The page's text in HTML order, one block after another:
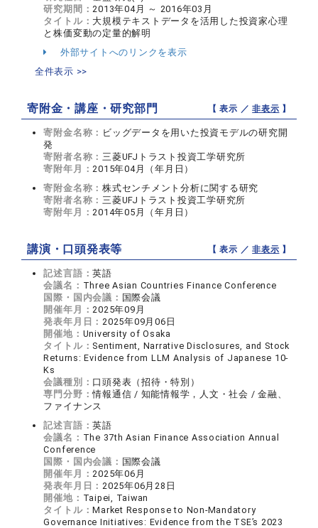
研究期間： 2013年04月 ～ 2016年03月
タイトル： 大規模テキストデータを活用した投資家心理
と株価変動の定量的解明
外部サイトへのリンクを表示
全件表示 >>
寄附金・講座・研究部門 【 表示 ／非表示 】
寄附金名称： ビッグデータを用いた投資モデルの研究開
発
寄附者名称： 三菱UFJトラスト投資工学研究所
寄附年月： 2015年04月（年月日）
寄附金名称：株式センチメント分析に関する研究
寄附者名称： 三菱UFJトラスト投資工学研究所
寄附年月： 2014年05月（年月日）
講演・口頭発表等 【 表示 ／非表示 】
記述言語：英語
会議名： Three Asian Countries Finance Conference
国際・国内会議： 国際会議
開催年月： 2025年09月
発表年月日： 2025年09月06日
開催地： University of Osaka
タイトル： Sentiment, Narrative Disclosures, and Stock
Returns: Evidence from LLM Analysis of Japanese 10-
Ks
会議種別： 口頭発表（招待・特別）
専門分野：情報通信 / 知能情報学，人文・社会 / 金融、
ファイナンス
記述言語：英語
会議名： The 37th Asian Finance Association Annual
Conference
国際・国内会議： 国際会議
開催年月： 2025年06月
発表年月日： 2025年06月28日
開催地： Taipei, Taiwan
タイトル：Market Response to Non-Mandatory
Governance Initiatives: Evidence from the TSE’s 2023